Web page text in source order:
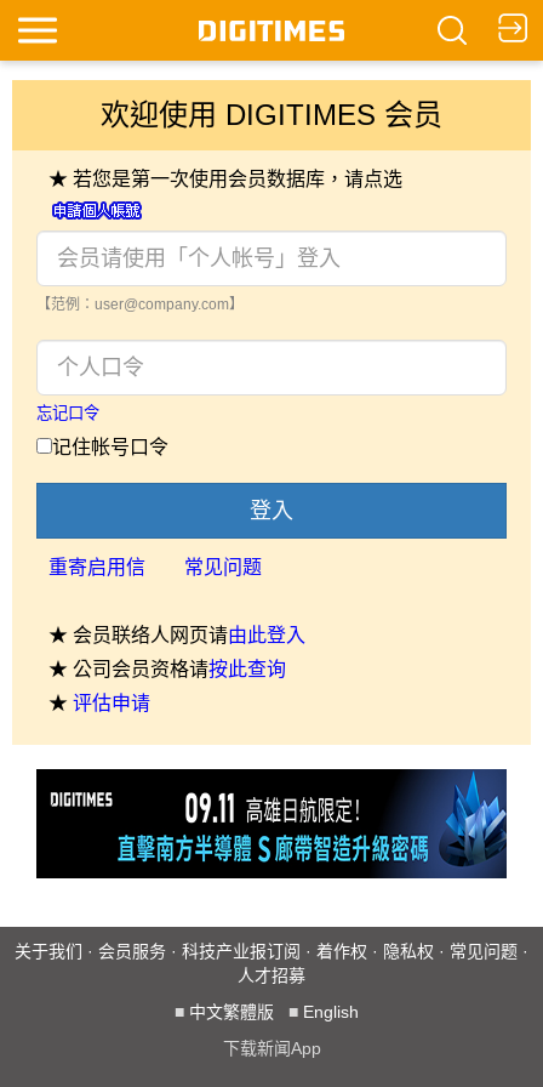
欢迎使用 DIGITIMES 会员
★ 若您是第一次使用会员数据库，请点选
【范例：user@company.com】
忘记口令
记住帐号口令
登入
重寄启用信 常见问题
★ 会员联络人网页请由此登入
★ 公司会员资格请按此查询
★ 评估申请
关于我们 · 会员服务 · 科技产业报订阅 · 着作权 · 隐私权 · 常见问题 ·
人才招募
■ 中文繁體版 ■ English
下载新闻App